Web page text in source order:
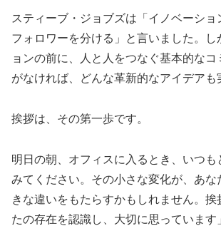
スティーブ・ジョブズは「イノベーショ
フォロワーを分ける」と言いました。し
ョンの前に、人と人をつなぐ基本的な
がなければ、どんな革新的なアイデアも
挨拶は、その第一歩です。
明日の朝、オフィスに入るとき、いつも
みてください。その小さな変化が、あな
きな違いをもたらすかもしれません。挨
たの存在を認識し、大切に思っています